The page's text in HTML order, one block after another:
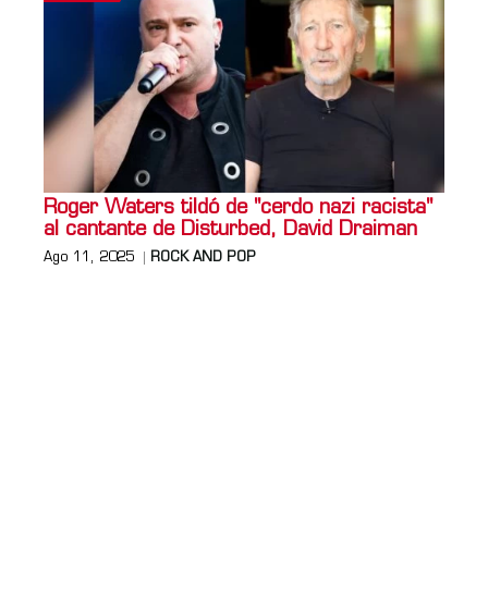
Roger Waters tildó de "cerdo nazi racista"
al cantante de Disturbed, David Draiman
Ago 11, 2025 ROCK AND POP